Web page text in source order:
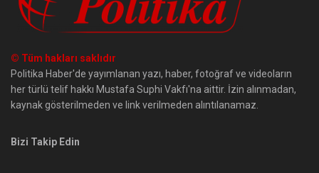
© Tüm hakları saklıdır
Politika Haber'de yayımlanan yazı, haber, fotoğraf ve videoların
her türlü telif hakkı Mustafa Suphi Vakfı'na aittir. İzin alınmadan,
kaynak gösterilmeden ve link verilmeden alıntılanamaz.
Bizi Takip Edin